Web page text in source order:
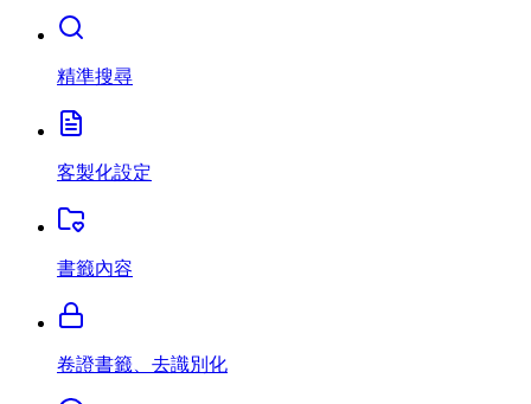
精準搜尋
客製化設定
書籤內容
卷證書籤、去識別化